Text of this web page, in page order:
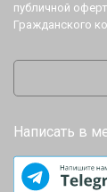
публичной
Гражданского
Написать в